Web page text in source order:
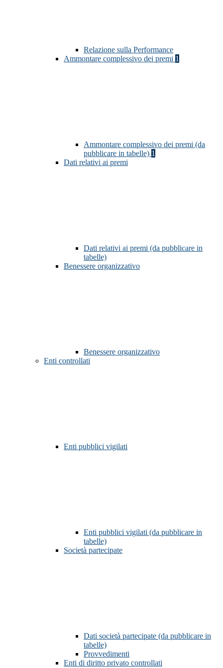
Relazione sulla Performance
Ammontare complessivo dei premi 1
Ammontare complessivo dei premi (da
pubblicare in tabelle) 1
Dati relativi ai premi
Dati relativi ai premi (da pubblicare in
tabelle)
Benessere organizzativo
Benessere organizzativo
Enti controllati
Enti pubblici vigilati
Enti pubblici vigilati (da pubblicare in
tabelle)
Società partecipate
Dati società partecipate (da pubblicare in
tabelle)
Provvedimenti
Enti di diritto privato controllati